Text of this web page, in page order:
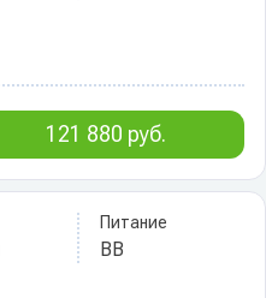
121 880 руб.
Питание
BB